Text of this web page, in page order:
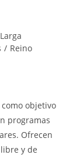
Larga
/ Reino
objetivo
programas
Ofrecen
y de